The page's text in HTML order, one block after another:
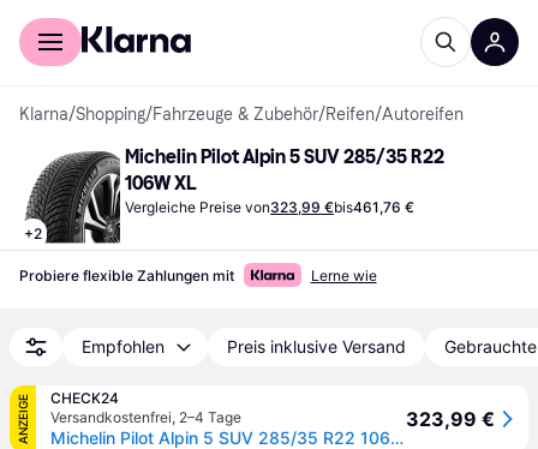
Für Shopper
Klarna/Shopping/Fahrzeuge & Zubehör/Reifen/Autoreifen
+2
Michelin Pilot Alpin 5 SUV 285/35 R22
106W XL
Vergleiche Preise von323,99 €bis461,76 €
Probiere flexible Zahlungen mit Lerne wie
Empfohlen Preis inklusive Versand
ANZEIGE
CHECK24
Versandkostenfrei, 2–4 Tage
Michelin Pilot Alpin 5 SUV 285/35 R22 106 W, Winterreifen
323,99 €